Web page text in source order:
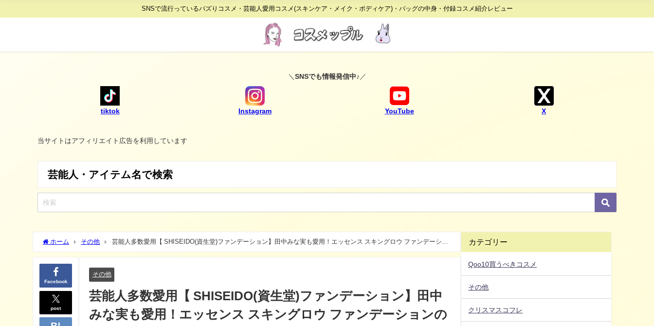
SNSで流行っているバズりコスメ・芸能人愛用コスメ(スキンケア・メイク・ボディケア)・バッグの中身・付録コスメ紹介レビュー
＼ SNSでも情報発信中♪ ／
tiktok Instagram YouTube X
当サイトはアフィリエイト広告を利用しています
芸能人・アイテム名で検索
ホーム その他
芸能人多数愛用【 SHISEIDO(資生堂)ファンデーション】田中みな実も愛用！エッセンス スキングロウ ファンデーショ
ンの特徴・口コミ・購入先は？
Facebook
post
その他
芸能人多数愛用【 SHISEIDO(資生堂)ファンデーション】田中
みな実も愛用！エッセンス スキングロウ ファンデーションの
カテゴリー
Qoo10買うべきコスメ
その他
クリスマスコフレ